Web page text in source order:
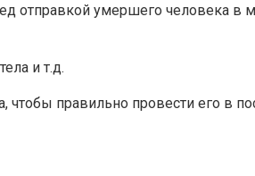
отправкой умершего человека в
и т.д.
правильно провести его в